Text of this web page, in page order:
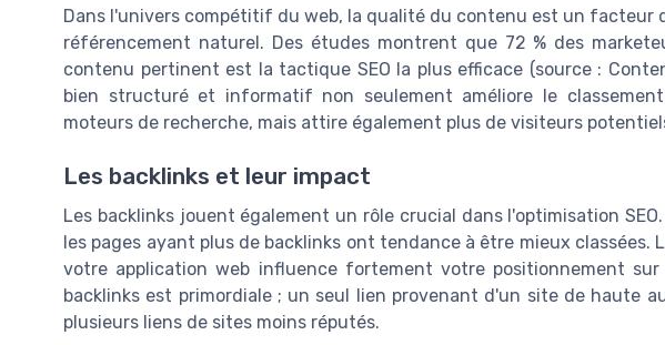
Dans l'univers compétitif du web, la qualité du contenu est un facteur
référencement naturel. Des études montrent que 72 % des
contenu pertinent est la tactique SEO la plus efficace (source :
bien structuré et informatif non seulement améliore le
moteurs de recherche, mais attire également plus de visiteurs
Les backlinks et leur impact
Les backlinks jouent également un rôle crucial dans l'optimisation
les pages ayant plus de backlinks ont tendance à être mieux classées.
votre application web influence fortement votre positionnement sur
backlinks est primordiale ; un seul lien provenant d'un site de haute
plusieurs liens de sites moins réputés.